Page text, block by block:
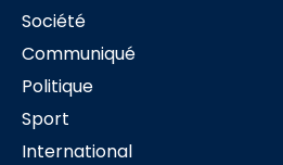
Société
Communiqué
Politique
Sport
International